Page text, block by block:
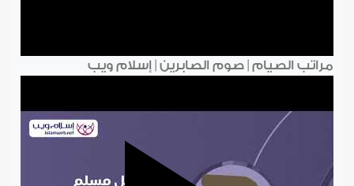
مراتب الصيام | صوم الصابرين | إسلام ويب